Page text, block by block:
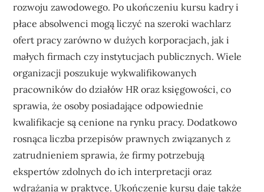
rozwoju zawodowego. Po ukończeniu kursu kadry i
płace absolwenci mogą liczyć na szeroki wachlarz
ofert pracy zarówno w dużych korporacjach, jak i
małych firmach czy instytucjach publicznych. Wiele
organizacji poszukuje wykwalifikowanych
pracowników do działów HR oraz księgowości, co
sprawia, że osoby posiadające odpowiednie
kwalifikacje są cenione na rynku pracy. Dodatkowo
rosnąca liczba przepisów prawnych związanych z
zatrudnieniem sprawia, że firmy potrzebują
ekspertów zdolnych do ich interpretacji oraz
wdrażania w praktyce. Ukończenie kursu daje także